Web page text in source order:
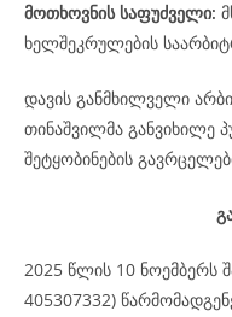
მოთხოვნის საფუძველი:
ხელშეკრულების
დავის განმხილველი
თინაშვილმა განვიხილე
შეტყობინების
2025 წლის 10 ნოემბერს
405307332)